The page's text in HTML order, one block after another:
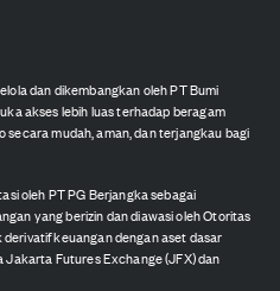
dan dikembangkan oleh PT Bumi
akses lebih luas terhadap beragam
mudah, aman, dan terjangkau bagi
oleh PT PG Berjangka sebagai
yang berizin dan diawasi oleh Otoritas
keuangan dengan aset dasar
Futures Exchange (JFX) dan